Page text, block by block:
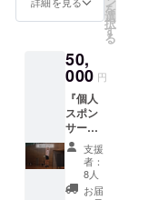
館の料
金は折
半でお
願いし
ます。
方向け
・感謝
ちを直
筆で手
紙に綴
らせて
頂きま
す！ ・
僕が所
属して
いる岐
阜セイ
を
選
択
す
る
50,
000 円
『個人
スポン
サー』
・ト
レーニ
ング
ウェア
支援
者：
8人
お届